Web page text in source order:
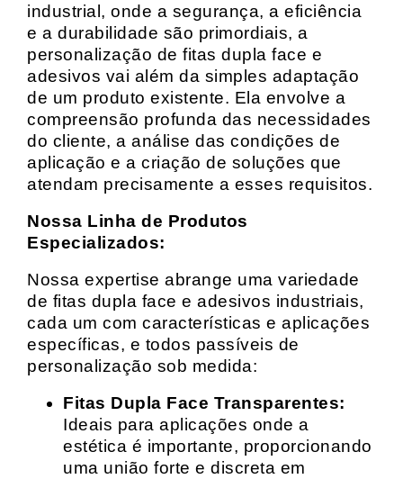
industrial, onde a segurança, a eficiência
e a durabilidade são primordiais, a
personalização de fitas dupla face e
adesivos vai além da simples adaptação
de um produto existente. Ela envolve a
compreensão profunda das necessidades
do cliente, a análise das condições de
aplicação e a criação de soluções que
atendam precisamente a esses requisitos.
Nossa Linha de Produtos
Especializados:
Nossa expertise abrange uma variedade
de fitas dupla face e adesivos industriais,
cada um com características e aplicações
específicas, e todos passíveis de
personalização sob medida:
Fitas Dupla Face Transparentes:
Ideais para aplicações onde a
estética é importante, proporcionando
uma união forte e discreta em